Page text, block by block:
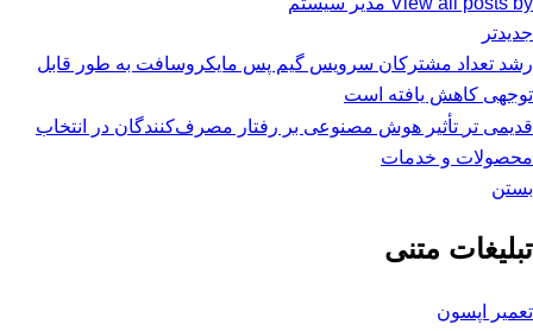
جدیدتر
رشد تعداد مشترکان سرویس گیم پس مایکروسافت به طور قابل
توجهی کاهش یافته است
قدیمی تر تأثیر هوش مصنوعی بر رفتار مصرف‌کنندگان در انتخاب
محصولات و خدمات
بستن
تبلیغات متنی
تعمیر اپسون